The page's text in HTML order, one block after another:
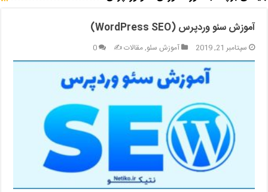
آموزش سئو وردپرس (WordPress SEO)
سپتامبر 21, 2019 آموزش سئو,مقالات ✍️ 0